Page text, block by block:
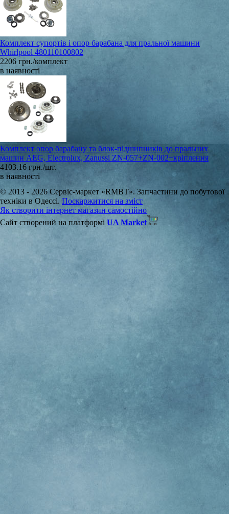
Комплект супортів і опор барабана для пральної машини
Whirlpool 480110100802
2206 грн./комплект
в наявності
Комплект опор барабану та блок-підшипників до пральних
машин AEG, Electrolux, Zanussi ZN-057+ZN-002+кріплення
4103.16 грн./шт.
в наявності
© 2013 - 2026 Сервіс-маркет «RMBT». Запчастини до побутової
техніки в Одессі. Поскаржитися на зміст
Як створити інтернет магазин самостійно
Сайт створений на платформі UA Market